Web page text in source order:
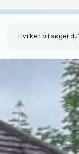
Hvilken bil søger